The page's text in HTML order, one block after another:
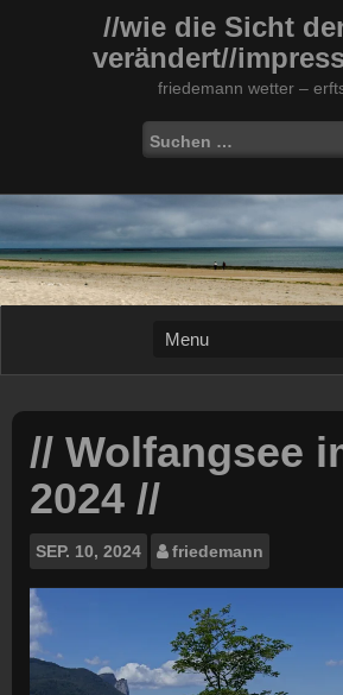
//wie die Sicht
verändert//
friedemann wetter –
Suchen
nach:
// Wolfangsee
2024 //
SEP. 10, 2024 friedemann